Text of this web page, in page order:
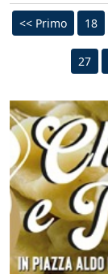
<< Primo 18
27